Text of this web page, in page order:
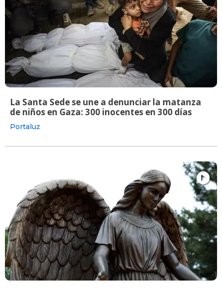
La Santa Sede se une a denunciar la matanza
de niños en Gaza: 300 inocentes en 300 días
Portaluz